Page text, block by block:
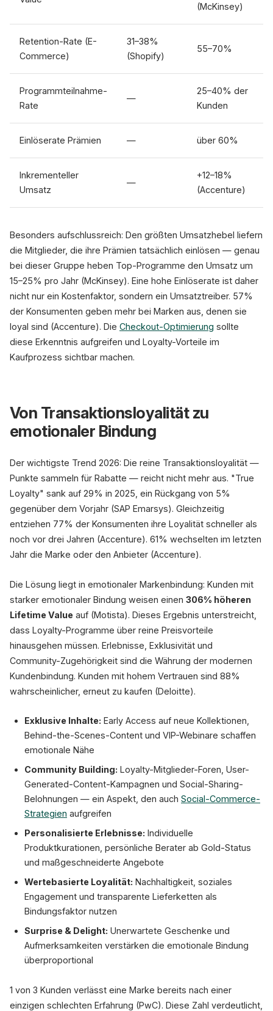
(McKinsey)
Retention-Rate (E-
Commerce)
31–38%
(Shopify)
55–70%
Programmteilnahme-
Rate
—
25–40% der
Kunden
Einlöserate Prämien — über 60%
Inkrementeller
Umsatz
—
+12–18%
(Accenture)
Besonders aufschlussreich: Den größten Umsatzhebel liefern
die Mitglieder, die ihre Prämien tatsächlich einlösen — genau
bei dieser Gruppe heben Top-Programme den Umsatz um
15–25% pro Jahr (McKinsey). Eine hohe Einlöserate ist daher
nicht nur ein Kostenfaktor, sondern ein Umsatztreiber. 57%
der Konsumenten geben mehr bei Marken aus, denen sie
loyal sind (Accenture). Die Checkout-Optimierung sollte
diese Erkenntnis aufgreifen und Loyalty-Vorteile im
Kaufprozess sichtbar machen.
Von Transaktionsloyalität zu
emotionaler Bindung
Der wichtigste Trend 2026: Die reine Transaktionsloyalität —
Punkte sammeln für Rabatte — reicht nicht mehr aus. "True
Loyalty" sank auf 29% in 2025, ein Rückgang von 5%
gegenüber dem Vorjahr (SAP Emarsys). Gleichzeitig
entziehen 77% der Konsumenten ihre Loyalität schneller als
noch vor drei Jahren (Accenture). 61% wechselten im letzten
Jahr die Marke oder den Anbieter (Accenture).
Die Lösung liegt in emotionaler Markenbindung: Kunden mit
starker emotionaler Bindung weisen einen 306% höheren
Lifetime Value auf (Motista). Dieses Ergebnis unterstreicht,
dass Loyalty-Programme über reine Preisvorteile
hinausgehen müssen. Erlebnisse, Exklusivität und
Community-Zugehörigkeit sind die Währung der modernen
Kundenbindung. Kunden mit hohem Vertrauen sind 88%
wahrscheinlicher, erneut zu kaufen (Deloitte).
Exklusive Inhalte: Early Access auf neue Kollektionen,
Behind-the-Scenes-Content und VIP-Webinare schaffen
emotionale Nähe
Community Building: Loyalty-Mitglieder-Foren, User-
Generated-Content-Kampagnen und Social-Sharing-
Belohnungen — ein Aspekt, den auch Social-Commerce-
Strategien aufgreifen
Personalisierte Erlebnisse: Individuelle
Produktkurationen, persönliche Berater ab Gold-Status
und maßgeschneiderte Angebote
Wertebasierte Loyalität: Nachhaltigkeit, soziales
Engagement und transparente Lieferketten als
Bindungsfaktor nutzen
Surprise & Delight: Unerwartete Geschenke und
Aufmerksamkeiten verstärken die emotionale Bindung
überproportional
1 von 3 Kunden verlässt eine Marke bereits nach einer
einzigen schlechten Erfahrung (PwC). Diese Zahl verdeutlicht,